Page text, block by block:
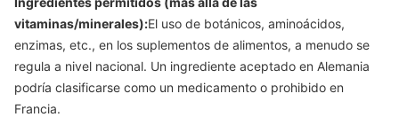
vitaminas/minerales):El uso de botánicos, aminoácidos,
enzimas, etc., en los suplementos de alimentos, a menudo se
regula a nivel nacional. Un ingrediente aceptado en Alemania
podría clasificarse como un medicamento o prohibido en
Francia.